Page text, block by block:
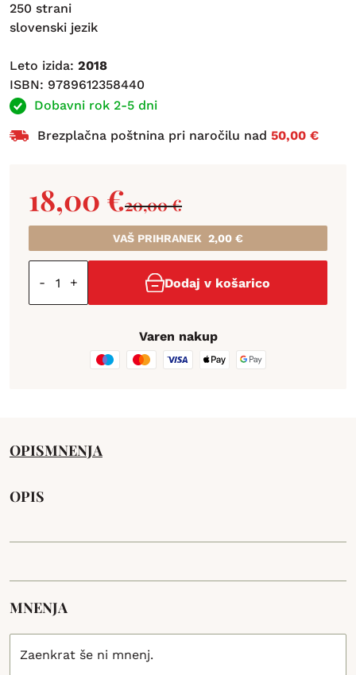
250 strani
slovenski jezik
Leto izida: 2018
ISBN: 9789612358440
Dobavni rok 2-5 dni
Brezplačna poštnina pri naročilu nad 50,00 €
20,00€
18,00 €
VAŠ PRIHRANEK 2,00 €
- + Dodaj v košarico
Varen nakup
OPISMNENJA
OPIS
MNENJA
Zaenkrat še ni mnenj.